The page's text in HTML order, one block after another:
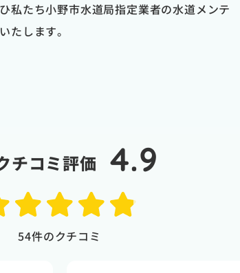
私たち小野市水道局指定業者の水道メンテ
たします。
チコミ評価 4.9
54件のクチコミ